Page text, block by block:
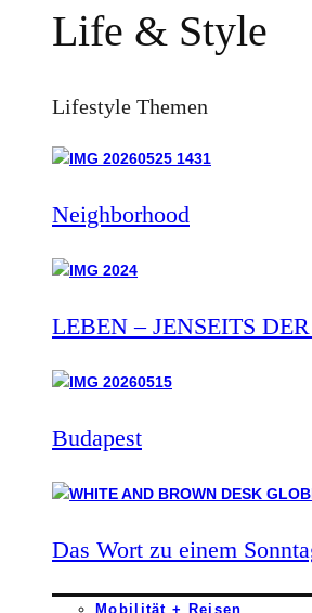
Life & Style
Lifestyle Themen
Neighborhood
LEBEN – JENSEITS
Budapest
Das Wort zu einem
Mobilität + Reisen